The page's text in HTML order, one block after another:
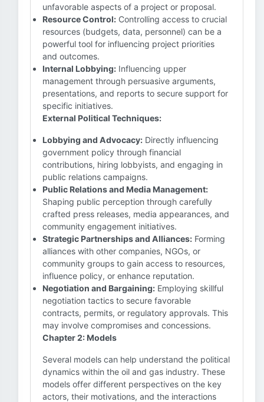
unfavorable aspects of a project or proposal.
Resource Control: Controlling access to crucial
resources (budgets, data, personnel) can be a
powerful tool for influencing project priorities
and outcomes.
Internal Lobbying: Influencing upper
management through persuasive arguments,
presentations, and reports to secure support for
specific initiatives.
External Political Techniques:
Lobbying and Advocacy: Directly influencing
government policy through financial
contributions, hiring lobbyists, and engaging in
public relations campaigns.
Public Relations and Media Management:
Shaping public perception through carefully
crafted press releases, media appearances, and
community engagement initiatives.
Strategic Partnerships and Alliances: Forming
alliances with other companies, NGOs, or
community groups to gain access to resources,
influence policy, or enhance reputation.
Negotiation and Bargaining: Employing skillful
negotiation tactics to secure favorable
contracts, permits, or regulatory approvals. This
may involve compromises and concessions.
Chapter 2: Models
Several models can help understand the political
dynamics within the oil and gas industry. These
models offer different perspectives on the key
actors, their motivations, and the interactions